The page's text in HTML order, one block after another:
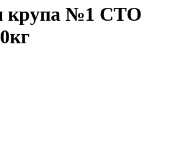
крупа №1 СТО